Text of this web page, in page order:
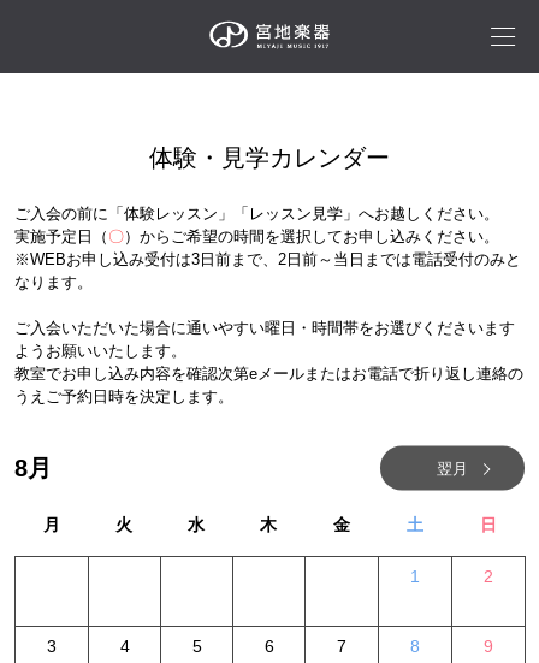
体験・見学カレンダー
ご入会の前に「体験レッスン」「レッスン見学」へお越しください。
実施予定日（ 〇）からご希望の時間を選択してお申し込みください。
※WEBお申し込み受付は3日前まで、2日前～当日までは電話受付のみと
なります。
ご入会いただいた場合に通いやすい曜日・時間帯をお選びくださいます
ようお願いいたします。
教室でお申し込み内容を確認次第eメールまたはお電話で折り返し連絡の
うえご予約日時を決定します。
8月 翌月
月 火 水 木 金 土 日
1 2
3 4 5 6 7 8 9